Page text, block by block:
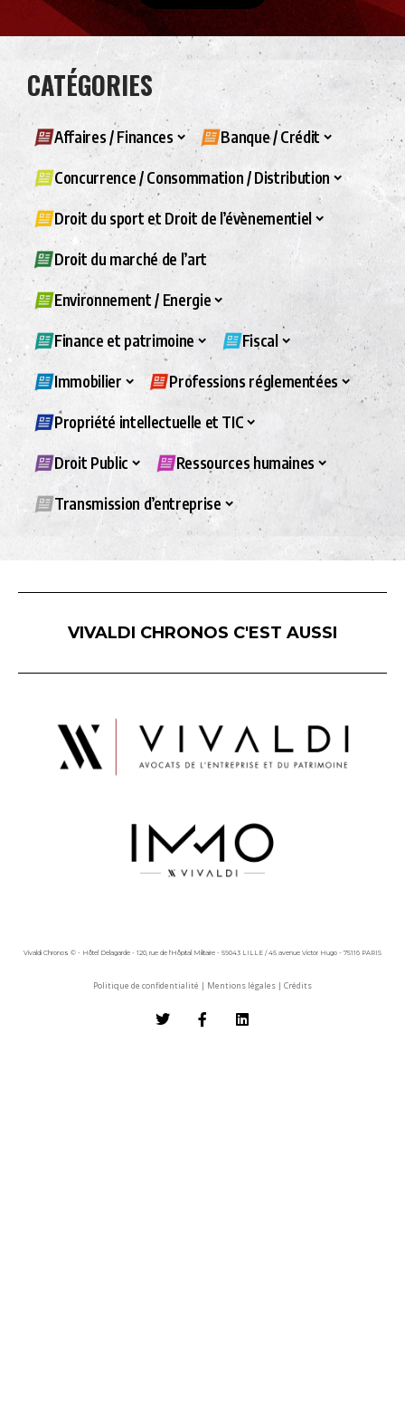
CATÉGORIES
Affaires / Finances Banque / Crédit
Concurrence / Consommation / Distribution
Droit du sport et Droit de l’évènementiel
Droit du marché de l’art
Environnement / Energie
Finance et patrimoine Fiscal
Immobilier Professions réglementées
Propriété intellectuelle et TIC
Droit Public Ressources humaines
Transmission d’entreprise
VIVALDI CHRONOS C'EST AUSSI
Vivaldi Chronos © - Hôtel Delagarde - 120, rue de l'Hôpital Militaire - 59043 LILLE / 45 avenue Victor Hugo - 75116 PARIS
Politique de confidentialité | Mentions légales | Crédits